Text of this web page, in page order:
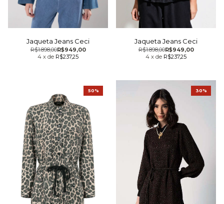
Jaqueta Jeans Ceci
R$949,00
R$1.898,00
4 x de R$237,25
Jaqueta Jeans Ceci
R$949,00
R$1.898,00
4 x de R$237,25
50% 30%